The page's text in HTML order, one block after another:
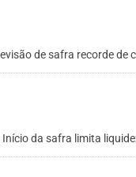
de safra recorde de
da safra limita